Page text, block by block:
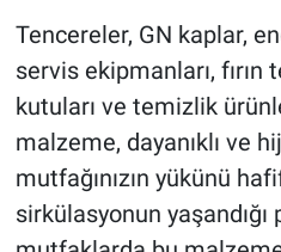
Tencereler, GN kaplar,
servis ekipmanları,
kutuları ve temizlik
malzeme, dayanıklı ve
mutfağınızın yükünü
sirkülasyonun yaşandığı